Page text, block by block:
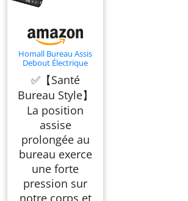
Homall Bureau Assis
Debout Électrique
en Hauteur, Beige
✅【Santé
Bureau Style】
La position
assise
prolongée au
bureau exerce
une forte
pression sur
notre corps et